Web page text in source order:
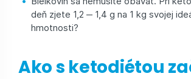
deň zjete 1,2 ‒ 1,4 g na 1 kg svojej
hmotnosti?
Ako s ketodiétou